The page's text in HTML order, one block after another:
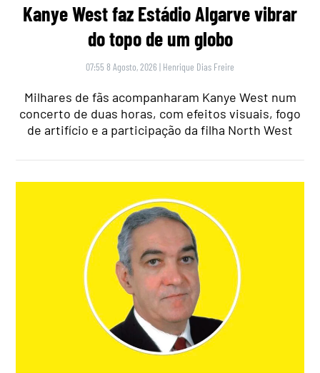
Kanye West faz Estádio Algarve vibrar
do topo de um globo
07:55 8 Agosto, 2026 | Henrique Dias Freire
Milhares de fãs acompanharam Kanye West num
concerto de duas horas, com efeitos visuais, fogo
de artifício e a participação da filha North West